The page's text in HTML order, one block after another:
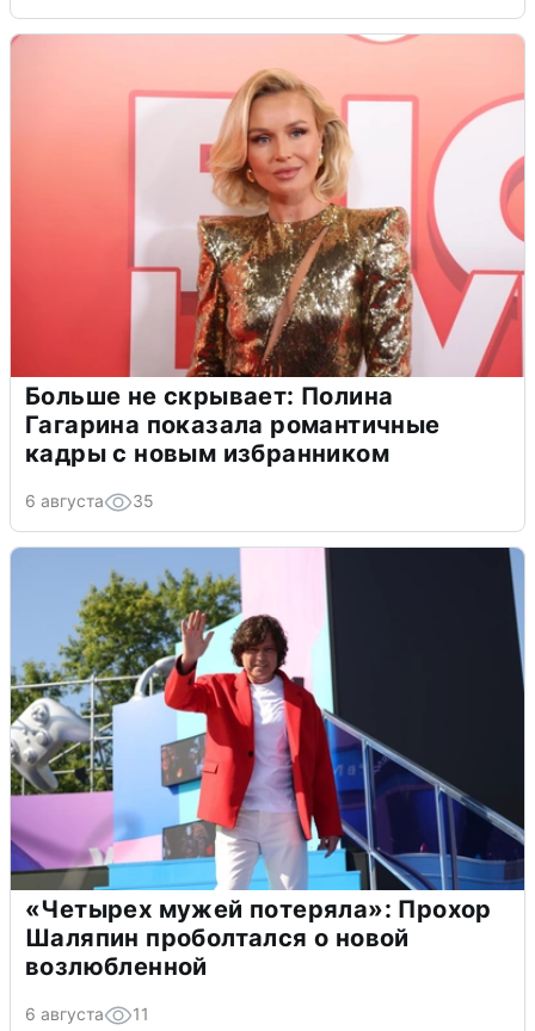
Больше не скрывает: Полина
Гагарина показала романтичные
кадры с новым избранником
6 августа 35
«Четырех мужей потеряла»: Прохор
Шаляпин проболтался о новой
возлюбленной
6 августа 11